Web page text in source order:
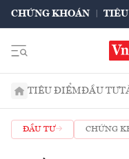
CHỨNG KHOÁN TIÊU
TIÊU ĐIỂMĐẦU TƯ
ĐẦU TƯ CHỨNG